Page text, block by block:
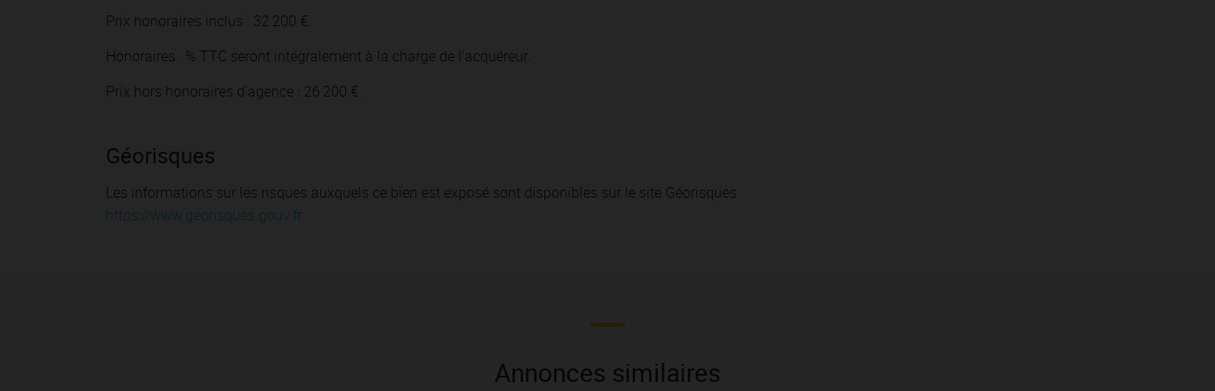
Prix honoraires inclus : 32 200 €.
Honoraires : % TTC seront intégralement à la charge de l'acquéreur.
Prix hors honoraires d'agence : 26 200 €.
Géorisques
Les informations sur les risques auxquels ce bien est exposé sont disponibles sur le site Géorisques
https://www.georisques.gouv.fr
Annonces similaires